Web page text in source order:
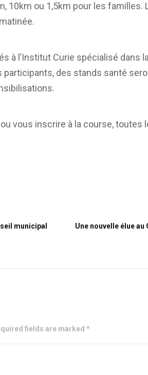
10km ou 1,5km pour les familles.
à l’Institut Curie spécialisé dans
des stands santé
vous inscrire à la course, toutes
municipal
Une nouvelle élue
fields are marked *